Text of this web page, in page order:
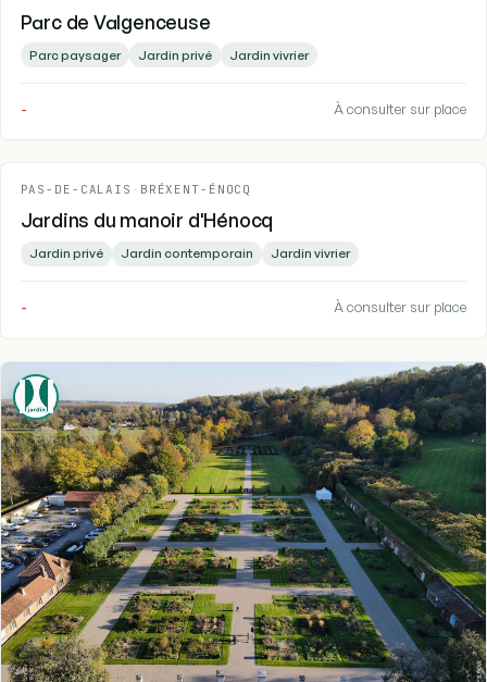
Parc de Valgenceuse
Parc paysager Jardin privé Jardin vivrier
- À consulter sur place
PAS-DE-CALAIS - BRÉXENT-ÉNOCQ
Jardins du manoir d'Hénocq
Jardin privé Jardin contemporain Jardin vivrier
- À consulter sur place